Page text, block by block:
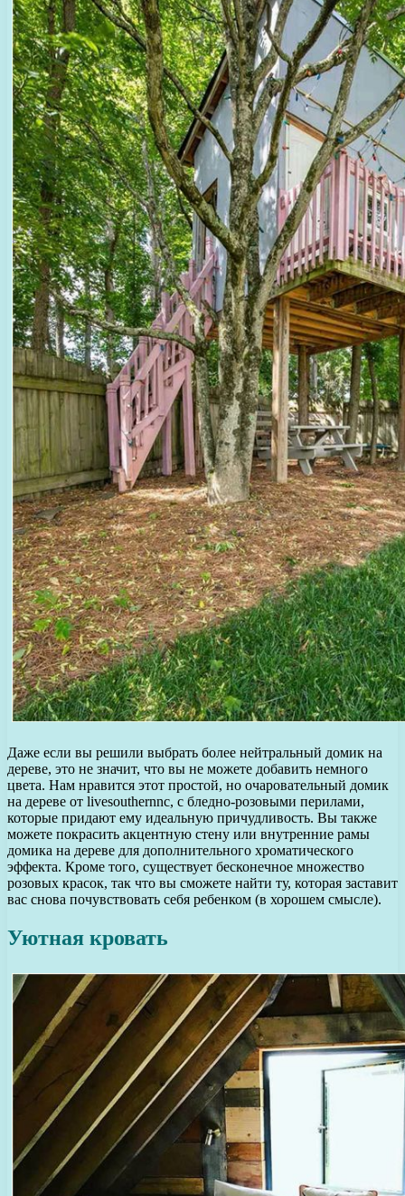
Даже если вы решили выбрать более нейтральный домик на
дереве, это не значит, что вы не можете добавить немного
цвета. Нам нравится этот простой, но очаровательный домик
на дереве от livesouthernnc, с бледно-розовыми перилами,
которые придают ему идеальную причудливость. Вы также
можете покрасить акцентную стену или внутренние рамы
домика на дереве для дополнительного хроматического
эффекта. Кроме того, существует бесконечное множество
розовых красок, так что вы сможете найти ту, которая заставит
вас снова почувствовать себя ребенком (в хорошем смысле).
Уютная кровать